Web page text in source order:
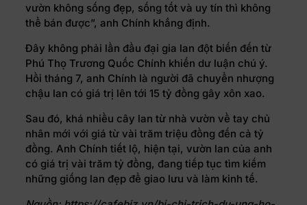
vườn không sống đẹp, sống tốt và uy tín thì không
thể bán được”, anh Chính khẳng định.
Đây không phải lần đầu đại gia lan đột biến đến từ
Phú Thọ Trương Quốc Chính khiến dư luận chú ý.
Hồi tháng 7, anh Chính là người đã chuyển nhượng
chậu lan có giá trị lên tới 15 tỷ đồng gây xôn xao.
Sau đó, khá nhiều cây lan từ nhà vườn về tay chủ
nhân mới với giá từ vài trăm triệu đồng đến cả tỷ
đồng. Anh Chính tiết lộ, hiện tại, vườn lan của anh
có giá trị vài trăm tỷ đồng, đang tiếp tục tìm kiếm
những giống lan đẹp để giao lưu và làm kinh tế.